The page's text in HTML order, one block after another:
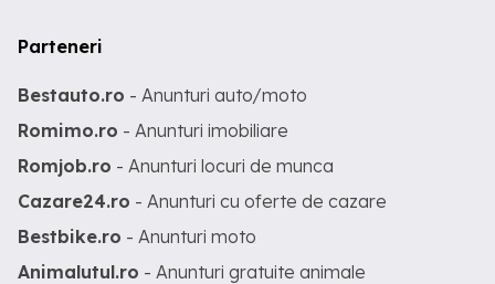
Parteneri
Bestauto.ro - Anunturi auto/moto
Romimo.ro - Anunturi imobiliare
Romjob.ro - Anunturi locuri de munca
Cazare24.ro - Anunturi cu oferte de cazare
Bestbike.ro - Anunturi moto
Animalutul.ro - Anunturi gratuite animale